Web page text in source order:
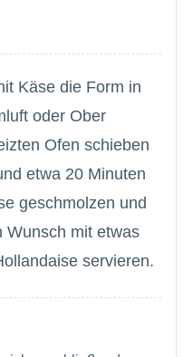
Käse die Form in
oder Ober
Ofen schieben
etwa 20 Minuten
geschmolzen und
Wunsch mit etwas
servieren.